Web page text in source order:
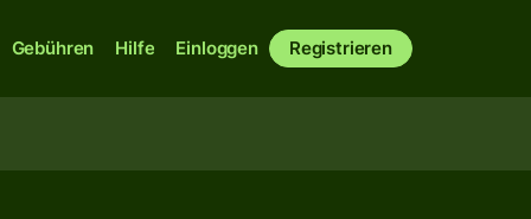
Gebühren Hilfe Einloggen Registrieren